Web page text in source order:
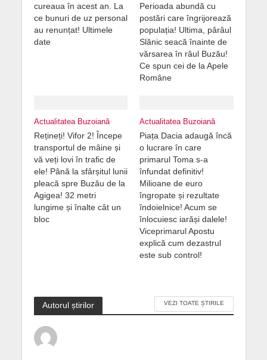
cureaua în acest an. La
ce bunuri de uz personal
au renunțat! Ultimele
date
Perioada abundă cu
postări care îngrijorează
populația! Ultima, pârâul
Slănic seacă înainte de
vărsarea în râul Buzău!
Ce spun cei de la Apele
Române
Actualitatea Buzoiană
Rețineți! Vifor 2! Începe
transportul de mâine și
vă veți lovi în trafic de
ele! Până la sfârșitul lunii
pleacă spre Buzău de la
Agigea! 32 metri
lungime și înalte cât un
bloc
Actualitatea Buzoiană
Piața Dacia adaugă încă
o lucrare în care
primarul Toma s-a
înfundat definitiv!
Milioane de euro
îngropate și rezultate
îndoielnice! Acum se
înlocuiesc iarăși dalele!
Viceprimarul Apostu
explică cum dezastrul
este sub control!
Autorul știrilor VEZI TOATE ȘTIRILE